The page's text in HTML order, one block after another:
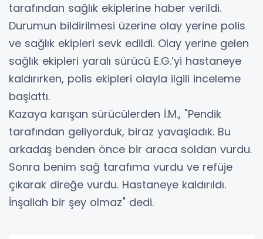
tarafından sağlık ekiplerine haber verildi.
Durumun bildirilmesi üzerine olay yerine polis
ve sağlık ekipleri sevk edildi. Olay yerine gelen
sağlık ekipleri yaralı sürücü E.G.’yi hastaneye
kaldırırken, polis ekipleri olayla ilgili inceleme
başlattı.
Kazaya karışan sürücülerden İ.M., "Pendik
tarafından geliyorduk, biraz yavaşladık. Bu
arkadaş benden önce bir araca soldan vurdu.
Sonra benim sağ tarafıma vurdu ve refüje
çıkarak direğe vurdu. Hastaneye kaldırıldı.
İnşallah bir şey olmaz" dedi.